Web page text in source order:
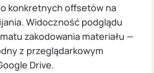
konkretnych offsetów na
Widoczność podglądu
zakodowania materiału —
z przeglądarkowym
Drive.